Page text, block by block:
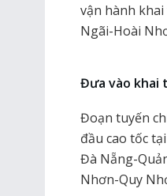
vận hành
Ngãi-Hoài
Đưa vào khai
Đoạn tuyến
đầu cao tốc
Đà Nẵng-
Nhơn-Quy